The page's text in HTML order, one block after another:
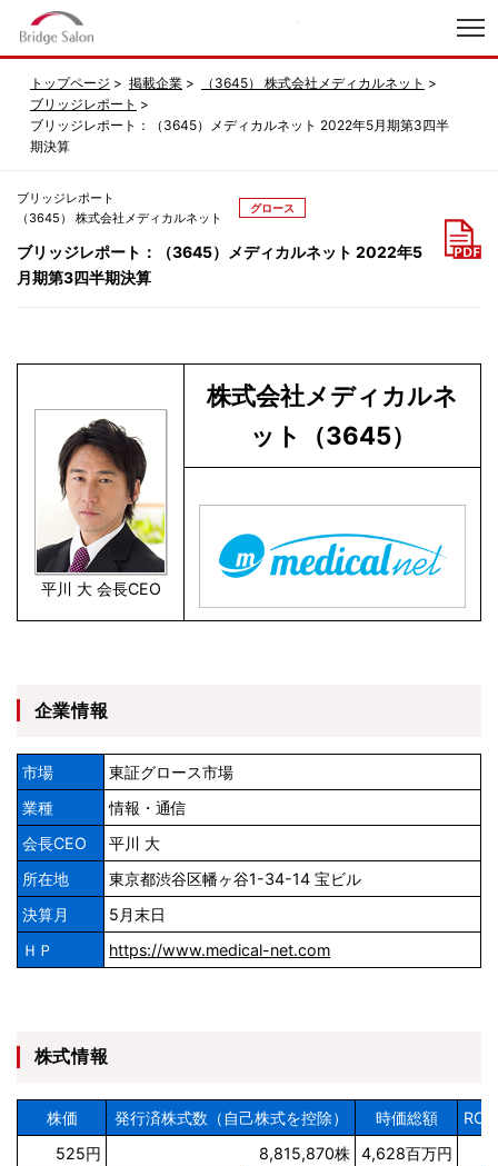
トップページ 掲載企業
（3645） 株式会社メディカルネット
ブリッジレポート
ブリッジレポート：（3645）メディカルネット 2022年5月期第3四半
期決算
ブリッジレポート
（3645） 株式会社メディカルネット
グロース
ブリッジレポート：（3645）メディカルネット 2022年5
月期第3四半期決算
平川 大 会長CEO
株式会社メディカルネ
ット（3645）
企業情報
市場
東証グロース市場
業種
情報・通信
会長CEO
平川 大
所在地
東京都渋谷区幡ヶ谷1-34-14 宝ビル
決算月
5月末日
ＨＰ
https://www.medical-net.com
株式情報
株価 発行済株式数（自己株式を控除） 時価総額
525円
8,815,870株
4,628百万円